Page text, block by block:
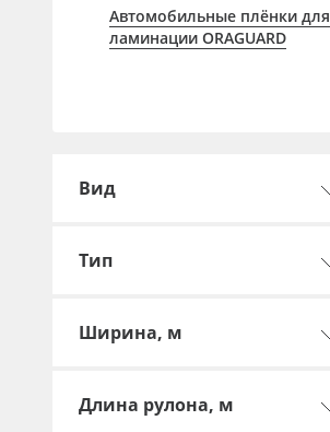
Упаковочные материалы
Orajet 3640
ПЭТ листовой
Автомобильные плёнки для
ламинации ORAGUARD
Вид
Тип
Ширина, м
Длина рулона, м